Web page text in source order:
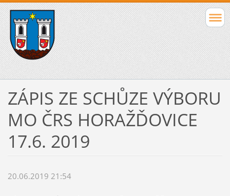
ZÁPIS ZE SCHŮZE VÝBORU
MO ČRS HORAŽĎOVICE
17.6. 2019
20.06.2019 21:54